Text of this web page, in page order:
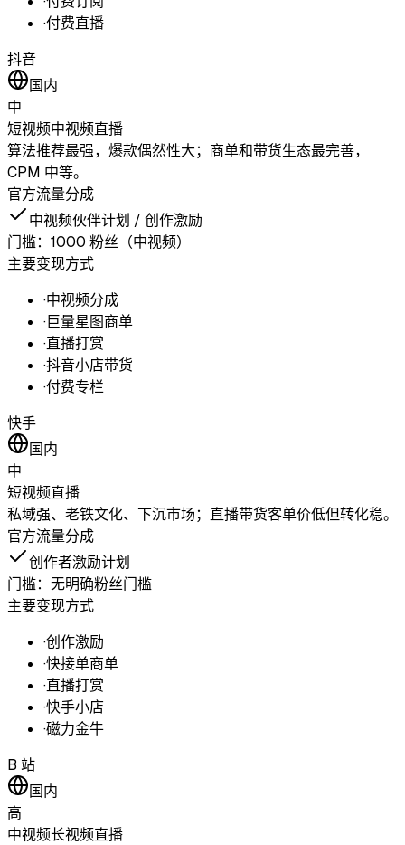
·付费直播
抖音
国内
中
短视频中视频直播
算法推荐最强，爆款偶然性大；商单和带货生态最完善，
CPM 中等。
官方流量分成
中视频伙伴计划 / 创作激励
门槛： 1000 粉丝（中视频）
主要变现方式
·中视频分成
·巨量星图商单
·直播打赏
·抖音小店带货
·付费专栏
快手
国内
中
短视频直播
私域强、老铁文化、下沉市场；直播带货客单价低但转化稳。
官方流量分成
创作者激励计划
门槛： 无明确粉丝门槛
主要变现方式
·创作激励
·快接单商单
·直播打赏
·快手小店
·磁力金牛
B 站
国内
高
中视频长视频直播